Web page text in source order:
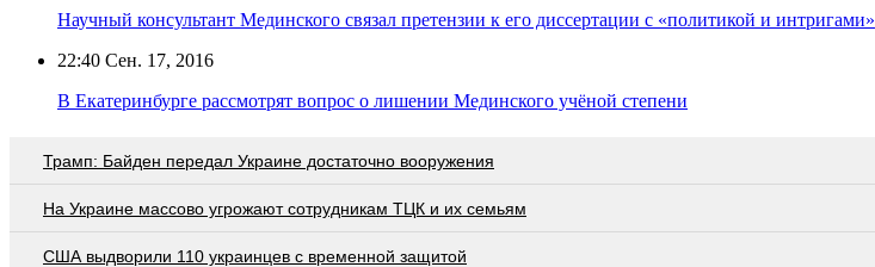
Научный консультант Мединского связал претензии к его диссертации с «политикой и интригами»
22:40 Сен. 17, 2016
В Екатеринбурге рассмотрят вопрос о лишении Мединского учёной степени
Трамп: Байден передал Украине достаточно вооружения
На Украине массово угрожают сотрудникам ТЦК и их семьям
США выдворили 110 украинцев с временной защитой